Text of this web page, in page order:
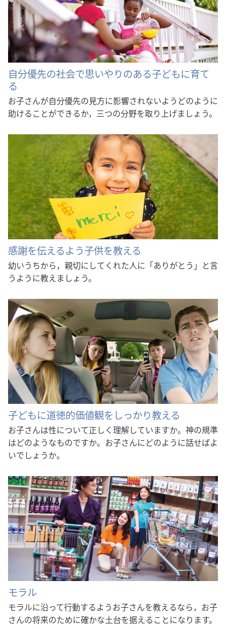
自分優先の社会で思いやりのある子どもに育て
る
お子さんが自分優先の見方に影響されないようどのように
助けることができるか，三つの分野を取り上げましょう。
感謝を伝えるよう子供を教える
幼いうちから，親切にしてくれた人に「ありがとう」と言
うように教えましょう。
子どもに道徳的価値観をしっかり教える
お子さんは性について正しく理解していますか。神の規準
はどのようなものですか。お子さんにどのように話せばよ
いでしょうか。
モラル
モラルに沿って行動するようお子さんを教えるなら，お子
さんの将来のために確かな土台を据えることになります。